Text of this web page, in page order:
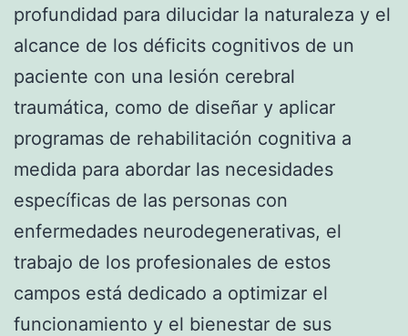
profundidad para dilucidar la naturaleza y el
alcance de los déficits cognitivos de un
paciente con una lesión cerebral
traumática, como de diseñar y aplicar
programas de rehabilitación cognitiva a
medida para abordar las necesidades
específicas de las personas con
enfermedades neurodegenerativas, el
trabajo de los profesionales de estos
campos está dedicado a optimizar el
funcionamiento y el bienestar de sus